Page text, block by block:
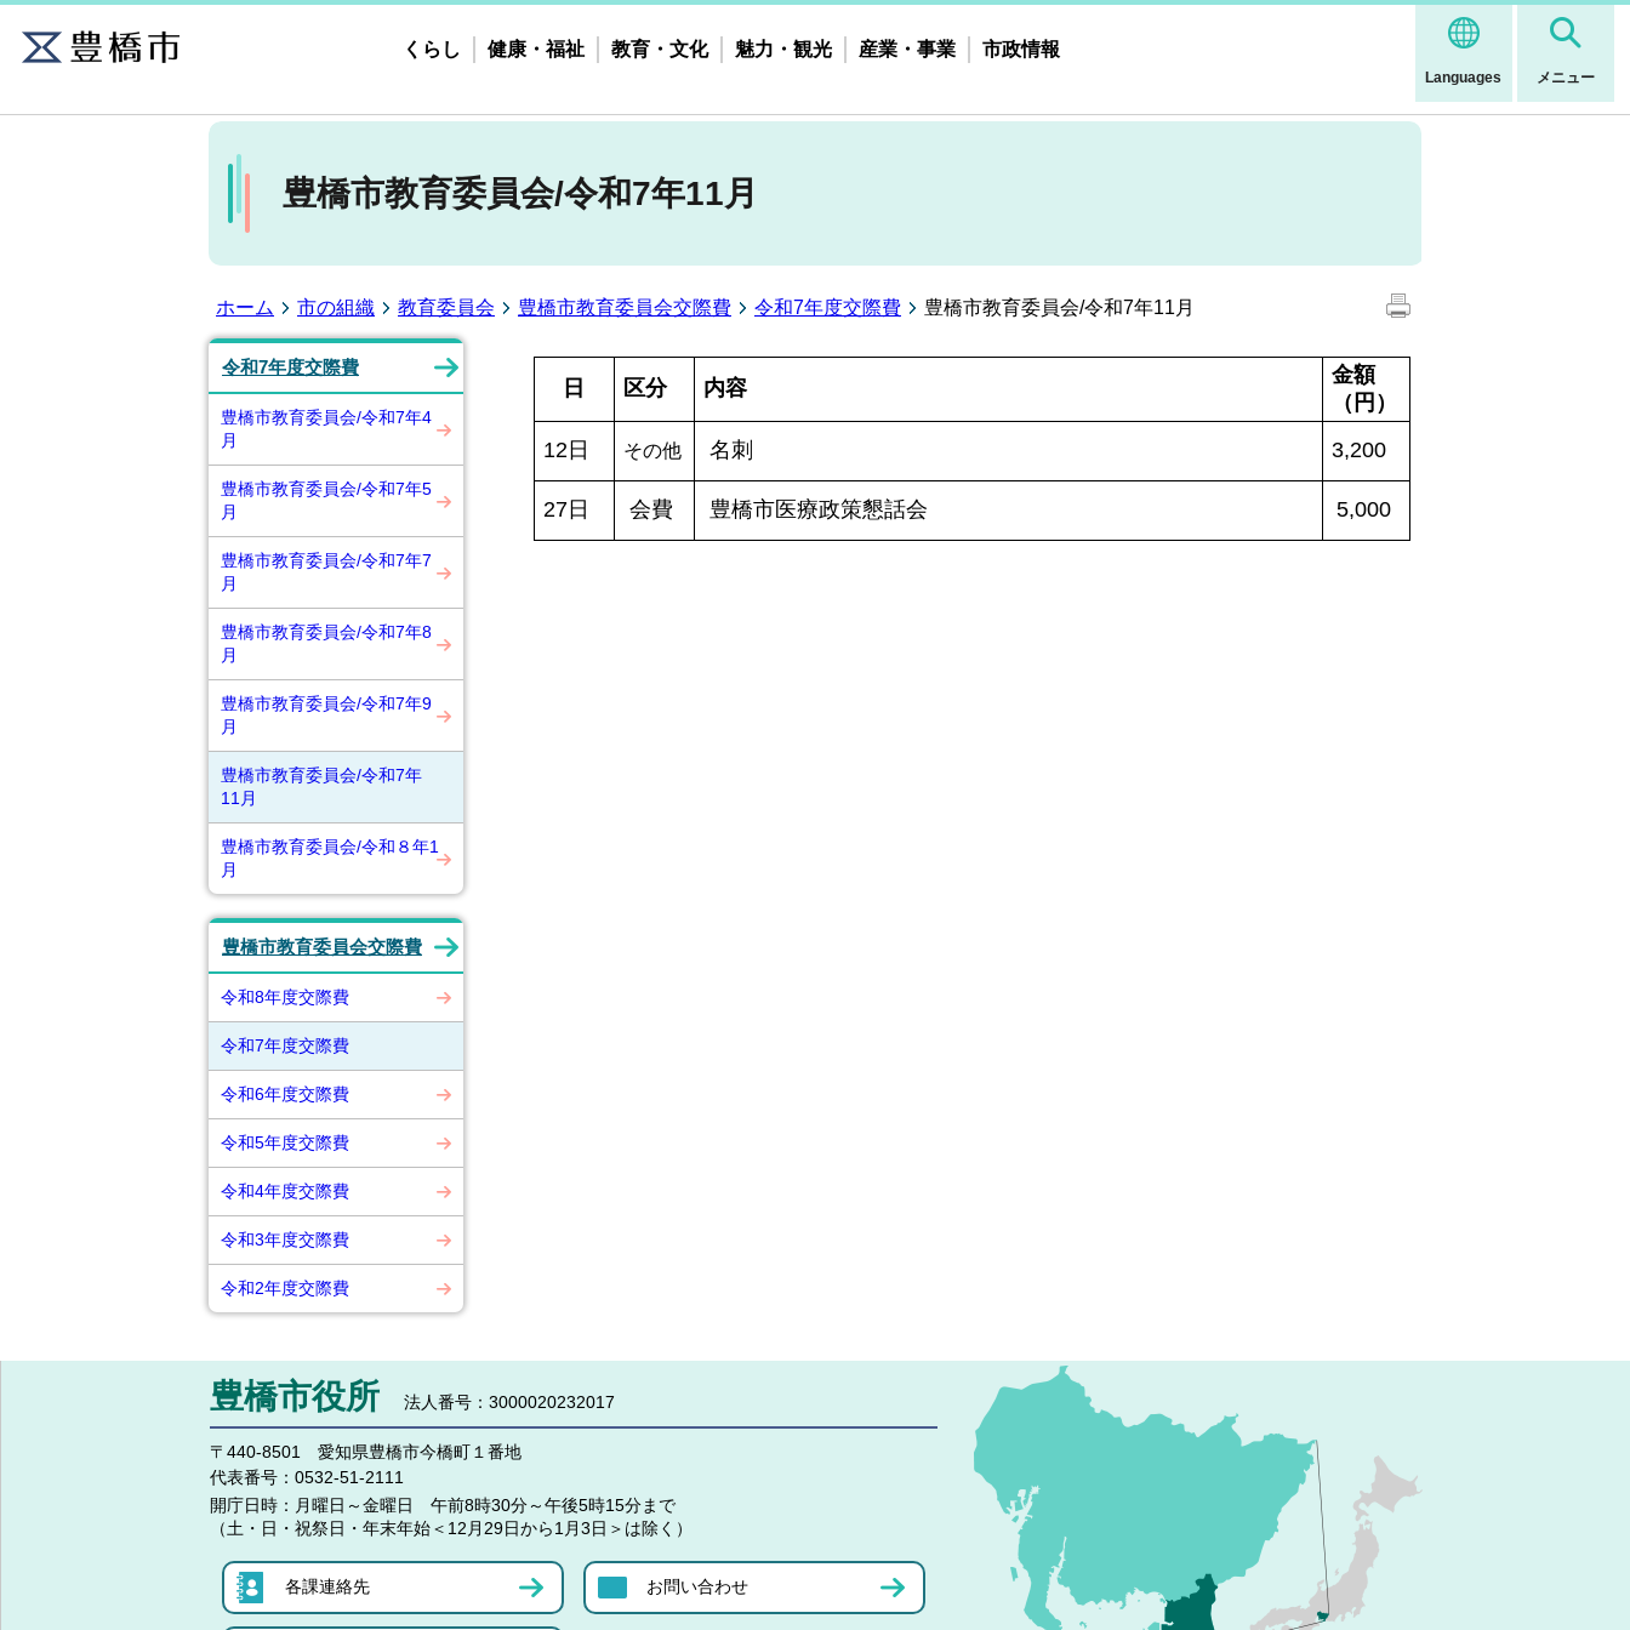
Languages メニュー
くらし 健康・福祉 教育・文化 魅力・観光 産業・事業 市政情報
豊橋市教育委員会/令和7年11月
ホーム 市の組織 教育委員会 豊橋市教育委員会交際費 令和7年度交際費 豊橋市教育委員会/令和7年11月
令和7年度交際費
豊橋市教育委員会/令和7年4
月
豊橋市教育委員会/令和7年5
月
豊橋市教育委員会/令和7年7
月
豊橋市教育委員会/令和7年8
月
豊橋市教育委員会/令和7年9
月
豊橋市教育委員会/令和7年
11月
豊橋市教育委員会/令和８年1
月
豊橋市教育委員会交際費
令和8年度交際費
令和7年度交際費
令和6年度交際費
令和5年度交際費
令和4年度交際費
令和3年度交際費
令和2年度交際費
日 区分 内容
金額
（円）
12 日 その他 名刺 3,200
27日 会費 豊橋市医療政策懇話会 5,000
豊橋市役所 法人番号：3000020232017
〒440-8501 愛知県豊橋市今橋町１番地
代表番号： 0532-51-2111
開庁日時： 月曜日～金曜日 午前8時30分～午後5時15分まで
（土・日・祝祭日・年末年始＜12月29日から1月3日＞は除く）
各課連絡先 お問い合わせ